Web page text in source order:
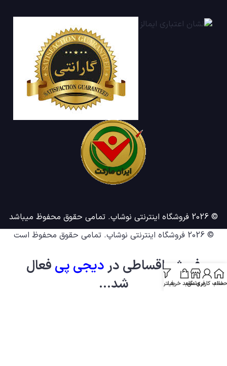
© 2026 فروشگاه اینترنتی نوشاپ. تمامی حقوق محفوظ میباشد
© 2026
فروشگاه اینترنتی نوشاپ. تمامی حقوق محفوظ است
فروش اقساطی دردیجی پی فعال
شد...
خانه
حساب کاربری من
فروشگاهسبد خریدفیلترها